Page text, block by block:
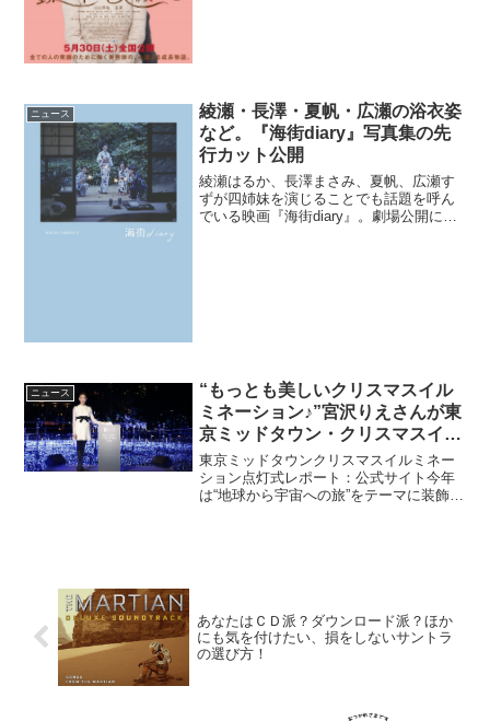
ニュース
綾瀬・長澤・夏帆・広瀬の浴衣姿
など。『海街diary』写真集の先
行カット公開
綾瀬はるか、長澤まさみ、夏帆、広瀬す
ずが四姉妹を演じることでも話題を呼ん
でいる映画『海街diary』。劇場公開に先
ニュース
“もっとも美しいクリスマスイル
ミネーション♪”宮沢りえさんが東
京ミッドタウン・クリスマスイル
ミネーションを点灯！
東京ミッドタウンクリスマスイルミネー
ション点灯式レポート：公式サイト今年
は“地球から宇宙への旅”をテーマに装飾さ
あなたはＣＤ派？ダウンロード派？ほか
にも気を付けたい、損をしないサントラ
の選び方！